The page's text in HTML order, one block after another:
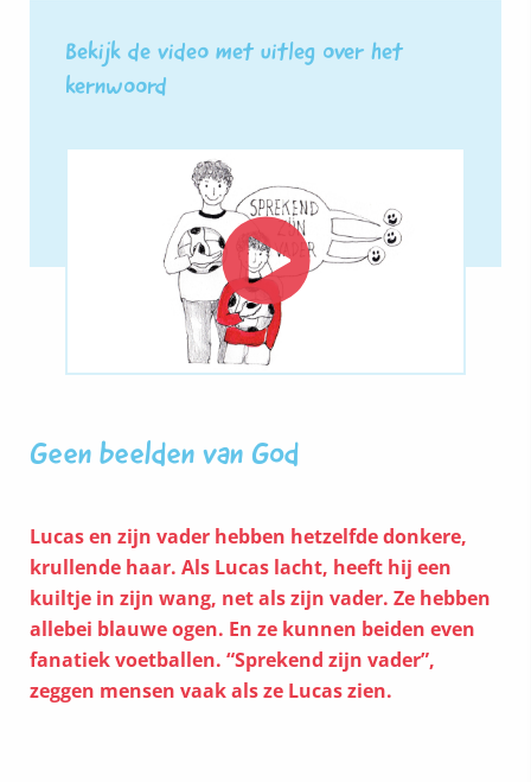
Bekijk de video met uitleg over het
kernwoord
Geen beelden van God
Lucas en zijn vader hebben hetzelfde donkere,
krullende haar. Als Lucas lacht, heeft hij een
kuiltje in zijn wang, net als zijn vader. Ze hebben
allebei blauwe ogen. En ze kunnen beiden even
fanatiek voetballen. “Sprekend zijn vader”,
zeggen mensen vaak als ze Lucas zien.